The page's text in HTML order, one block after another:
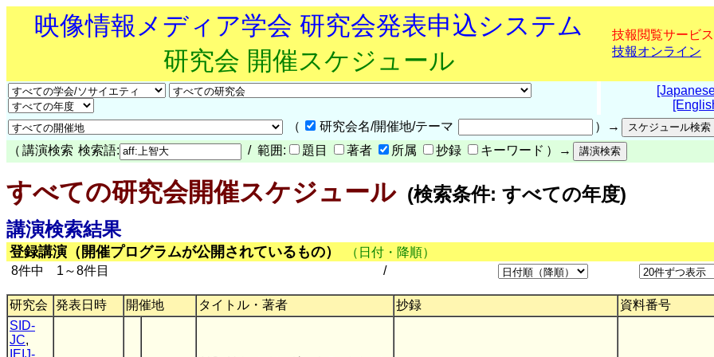
映像情報メディア学会 研究会発表申込システム
研究会 開催スケジュール
技報閲覧サービス
技報オンライン
（
研究会名/開催地/テーマ
）→
（ 講演検索 検索語: / 範囲: 題目 著者 所属 抄録 キーワード ）→
すべての研究会開催スケジュール(検索条件: すべての年度)
講演検索結果
登録講演（開催プログラムが公開されているもの）
（日付・降順）
8件中 1～8件目
/
研究会 発表日時 開催地 タイトル・著者 抄録
資料番号
SID-
JC,
IEIJ-